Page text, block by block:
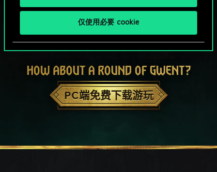
仅使用必要 cookie
HOW ABOUT A ROUND OF GWENT?
PC端免费下载游玩